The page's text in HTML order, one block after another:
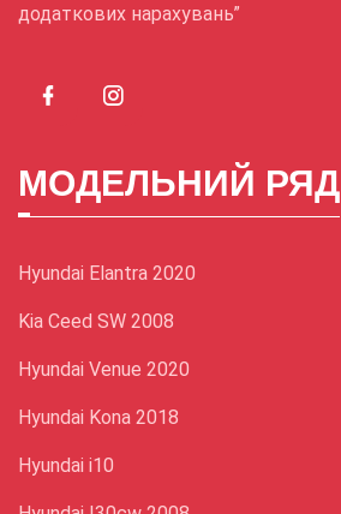
додаткових нарахувань”
МОДЕЛЬНИЙ РЯД
Hyundai Elantra 2020
Kia Ceed SW 2008
Hyundai Venue 2020
Hyundai Kona 2018
Hyundai і10